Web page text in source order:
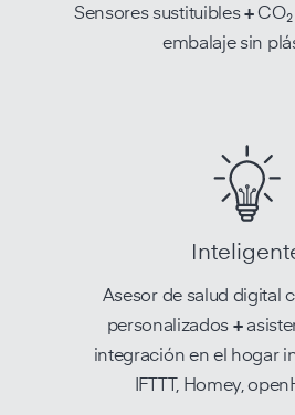
Sensores sustituibles+
embalaje sin
Asesor de salud digital
personalizados +
integración en el hogar
IFTTT, Homey,